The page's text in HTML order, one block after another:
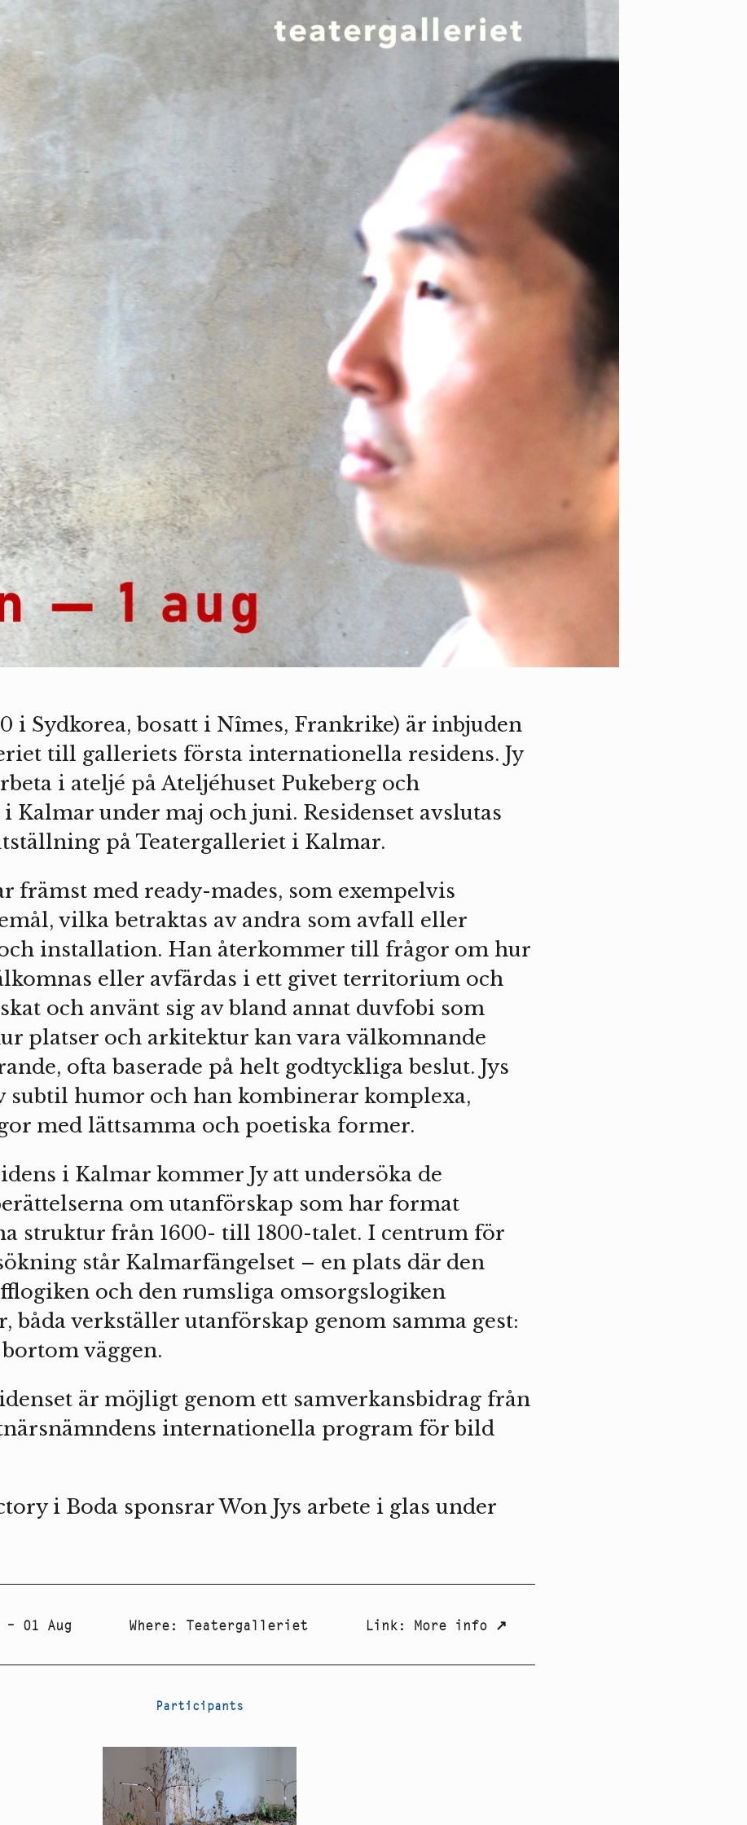
i Sydkorea, bosatt i Nîmes, Frankrike) är inbjuden
till galleriets första internationella residens. Jy
i ateljé på Ateljéhuset Pukeberg och
Kalmar under maj och juni. Residenset avslutas
på Teatergalleriet i Kalmar.
främst med ready-mades, som exempelvis
vilka betraktas av andra som avfall eller
installation. Han återkommer till frågor om hur
eller avfärdas i ett givet territorium och
och använt sig av bland annat duvfobi som
platser och arkitektur kan vara välkomnande
ofta baserade på helt godtyckliga beslut. Jys
subtil humor och han kombinerar komplexa,
med lättsamma och poetiska former.
i Kalmar kommer Jy att undersöka de
om utanförskap som har format
struktur från 1600- till 1800-talet. I centrum för
står Kalmarfängelset – en plats där den
och den rumsliga omsorgslogiken
båda verkställer utanförskap genom samma gest:
väggen.
är möjligt genom ett samverkansbidrag från
internationella program för bild
i Boda sponsrar Won Jys arbete i glas under
01 Aug Where: Teatergalleriet Link: More info ↗
Participants